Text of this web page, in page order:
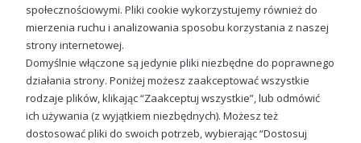
OBSŁUGA KLIENTA
REGULAMINY
społecznościowymi. Pliki cookie wykorzystujemy również do
mierzenia ruchu i analizowania sposobu korzystania z naszej
strony internetowej.
Domyślnie włączone są jedynie pliki niezbędne do poprawnego
działania strony. Poniżej możesz zaakceptować wszystkie
rodzaje plików, klikając “Zaakceptuj wszystkie”, lub odmówić
ich używania (z wyjątkiem niezbędnych). Możesz też
dostosować pliki do swoich potrzeb, wybierając “Dostosuj